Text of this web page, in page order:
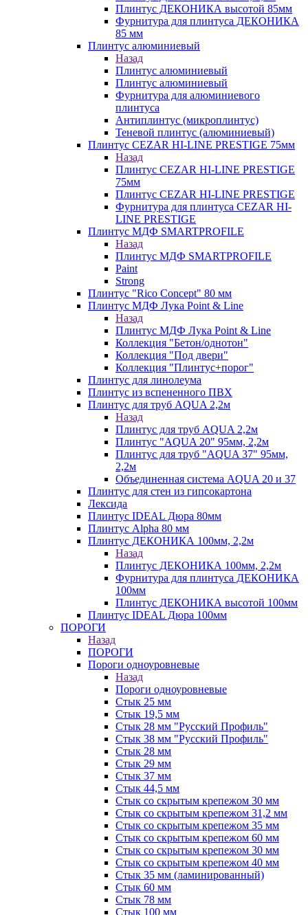
Плинтус ДЕКОНИКА высотой 85мм
Фурнитура для плинтуса ДЕКОНИКА
85 мм
Плинтус алюминиевый
Назад
Плинтус алюминиевый
Плинтус алюминиевый
Фурнитура для алюминиевого
плинтуса
Антиплинтус (микроплинтус)
Теневой плинтус (алюминиевый)
Плинтус CEZAR HI-LINE PRESTIGE 75мм
Назад
Плинтус CEZAR HI-LINE PRESTIGE
75мм
Плинтус CEZAR HI-LINE PRESTIGE
Фурнитура для плинтуса CEZAR HI-
LINE PRESTIGE
Плинтус МДФ SMARTPROFILE
Назад
Плинтус МДФ SMARTPROFILE
Paint
Strong
Плинтус "Rico Concept" 80 мм
Плинтус МДФ Лука Point & Line
Назад
Плинтус МДФ Лука Point & Line
Коллекция "Бетон/однотон"
Коллекция "Под двери"
Коллекция "Плинтус+порог"
Плинтус для линолеума
Плинтус из вспененного ПВХ
Плинтус для труб AQUA 2,2м
Назад
Плинтус для труб AQUA 2,2м
Плинтус "AQUA 20" 95мм, 2,2м
Плинтус для труб "AQUA 37" 95мм,
2,2м
Объединенная система AQUA 20 и 37
Плинтус для стен из гипсокартона
Лексида
Плинтус IDEAL Дюра 80мм
Плинтус Alpha 80 мм
Плинтус ДЕКОНИКА 100мм, 2,2м
Назад
Плинтус ДЕКОНИКА 100мм, 2,2м
Фурнитура для плинтуса ДЕКОНИКА
100мм
Плинтус ДЕКОНИКА высотой 100мм
Плинтус IDEAL Дюра 100мм
ПОРОГИ
Назад
ПОРОГИ
Пороги одноуровневые
Назад
Пороги одноуровневые
Стык 25 мм
Стык 19,5 мм
Стык 28 мм "Русский Профиль"
Стык 38 мм "Русский Профиль"
Стык 28 мм
Стык 29 мм
Стык 37 мм
Стык 44,5 мм
Стык со скрытым крепежом 30 мм
Стык со скрытым крепежом 31,2 мм
Стык со скрытым крепежом 35 мм
Стык со скрытым крепежом 60 мм
Стык со скрытым крепежом 30 мм
Стык со скрытым крепежом 40 мм
Стык 35 мм (ламинированный)
Стык 60 мм
Стык 78 мм
Стык 100 мм